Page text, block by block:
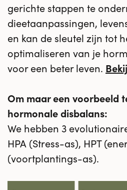
gerichte stappen te
dieetaanpassingen,
en kan de sleutel zijn tot
optimaliseren van je
voor een beter leven.
Om maar een voorbeeld
hormonale disbalans:
We hebben 3
HPA (Stress-as), HPT
(voortplantings-as).